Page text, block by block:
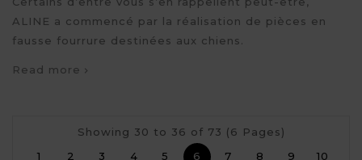
ALINE a commencé par la réalisation de pièces en
fausse fourrure destinées aux chiens.
Read more
Showing 30 to 36 of 73 (6 Pages)
1
2 3 4 5 6 7 8 9 10